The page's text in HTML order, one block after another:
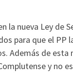
la nueva Ley de
para que el PP
Además de
y no